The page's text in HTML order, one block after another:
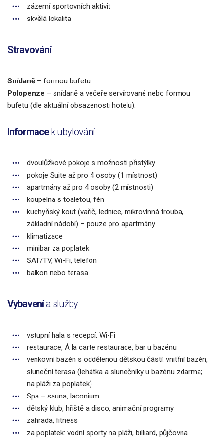
zázemí sportovních aktivit
skvělá lokalita
Stravování
Snídaně – formou bufetu.
Polopenze – snídaně a večeře servírované nebo formou
bufetu (dle aktuální obsazenosti hotelu).
Informacek ubytování
dvoulůžkové pokoje s možností přistýlky
pokoje Suite až pro 4 osoby (1 místnost)
apartmány až pro 4 osoby (2 místnosti)
koupelna s toaletou, fén
kuchyňský kout (vařič, lednice, mikrovlnná trouba,
základní nádobí) – pouze pro apartmány
klimatizace
minibar za poplatek
SAT/TV, Wi-Fi, telefon
balkon nebo terasa
Vybavenía služby
vstupní hala s recepcí, Wi-Fi
restaurace, Á la carte restaurace, bar u bazénu
venkovní bazén s oddělenou dětskou částí, vnitřní bazén,
sluneční terasa (lehátka a slunečníky u bazénu zdarma;
na pláži za poplatek)
Spa – sauna, laconium
dětský klub, hřiště a disco, animační programy
zahrada, fitness
za poplatek: vodní sporty na pláži, billiard, půjčovna